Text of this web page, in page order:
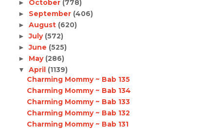
► October (778)
► September (406)
► August (620)
►July (572)
►June (525)
► May (286)
▼ April (1139)
Charming Mommy ~ Bab 135
Charming Mommy ~ Bab 134
Charming Mommy ~ Bab 133
Charming Mommy ~ Bab 132
Charming Mommy ~ Bab 131